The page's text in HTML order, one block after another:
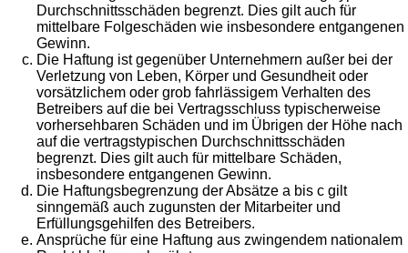
Durchschnittsschäden begrenzt. Dies gilt auch für
mittelbare Folgeschäden wie insbesondere entgangenen
Gewinn.
Die Haftung ist gegenüber Unternehmern außer bei der
Verletzung von Leben, Körper und Gesundheit oder
vorsätzlichem oder grob fahrlässigem Verhalten des
Betreibers auf die bei Vertragsschluss typischerweise
vorhersehbaren Schäden und im Übrigen der Höhe nach
auf die vertragstypischen Durchschnittsschäden
begrenzt. Dies gilt auch für mittelbare Schäden,
insbesondere entgangenen Gewinn.
Die Haftungsbegrenzung der Absätze a bis c gilt
sinngemäß auch zugunsten der Mitarbeiter und
Erfüllungsgehilfen des Betreibers.
Ansprüche für eine Haftung aus zwingendem nationalem